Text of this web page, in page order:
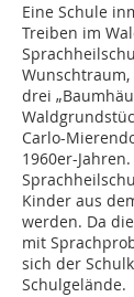
Eine Schule
Treiben im
drei
Carlo-
1960er-
Kinder aus
werden. Da
mit
sich der
Schulgelände.